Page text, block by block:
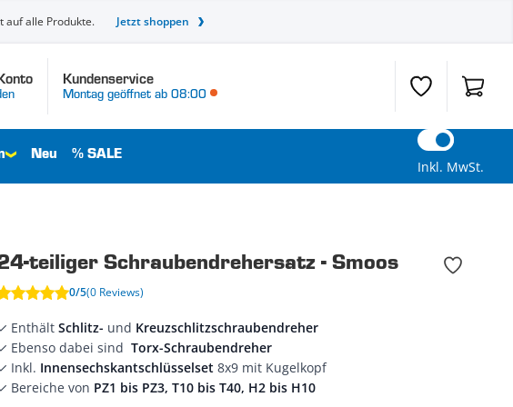
auf alle Produkte. Jetzt shoppen
Kundenservice
Montag geöffnet ab 08:00 Wunschzettel
Neu % SALE
Inkl. MwSt.
teiliger Schraubendrehersatz - Smoos
0/5(0 Reviews)
Enthält Schlitz- und Kreuzschlitzschraubendreher
Ebenso dabei sind Torx-Schraubendreher
Inkl. Innensechskantschlüsselset 8x9 mit Kugelkopf
Bereiche von PZ1 bis PZ3, T10 bis T40, H2 bis H10